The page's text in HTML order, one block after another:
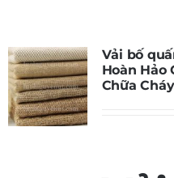
Vải bố
Hoàn Hảo
Chữa Cháy